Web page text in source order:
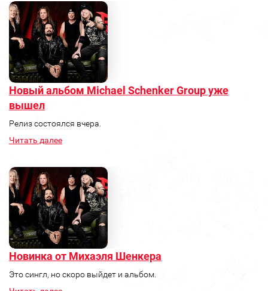
Новый альбом Michael Schenker Group уже
вышел
Релиз состоялся вчера.
Читать далее
Новинка от Михаэля Шенкера
Это сингл, но скоро выйдет и альбом.